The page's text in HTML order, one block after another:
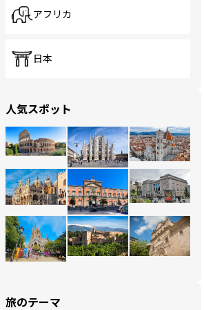
アフリカ
日本
人気スポット
旅のテーマ